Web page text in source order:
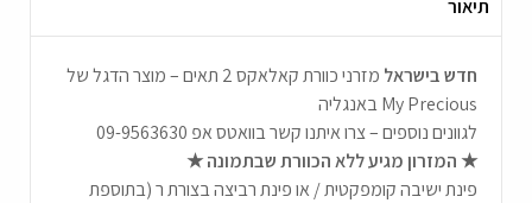
תיאור
חדש בישראל
מזרני כוורת קאלאקס 2 תאים – מוצר הדגל של
My Precious באנגליה
לגוונים נוספים – צרו איתנו קשר בוואטס אפ 09-9563630
★ המזרון מגיע ללא הכוורת שבתמונה ★
פינת ישיבה קומפקטית / או פינת רביצה בצורת ר (בתוספת